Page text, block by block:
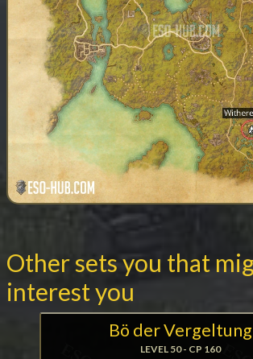
Other sets you that
interest you
Bö der Vergeltung
LEVEL 50 - CP 160